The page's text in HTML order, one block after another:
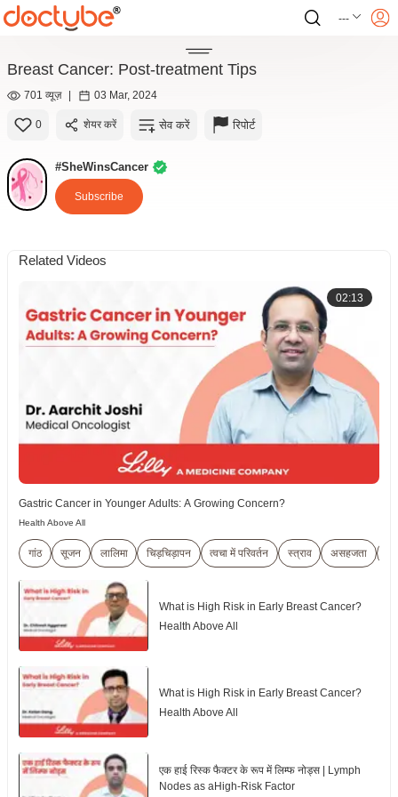
---
Breast Cancer: Post-treatment Tips
701 व्यूज़ | 03 Mar, 2024
0 शेयर करें सेव करें रिपोर्ट
#SheWinsCancer
Subscribe
Related Videos
02:13
Gastric Cancer in Younger Adults: A Growing Concern?
Health Above All
गांठ सूजन लालिमा चिड़चिड़ापन त्वचा में परिवर्तन स्त्राव असहजता
What is High Risk in Early Breast Cancer?
Health Above All
What is High Risk in Early Breast Cancer?
Health Above All
एक हाई रिस्क फैक्टर के रूप में लिम्फ नोड्स | Lymph
Nodes as aHigh-Risk Factor